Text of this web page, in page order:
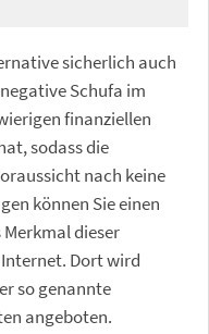
sicherlich auch
Schufa im
finanziellen
sodass die
nach keine
können Sie einen
dieser
Dort wird
so genannte
angeboten.